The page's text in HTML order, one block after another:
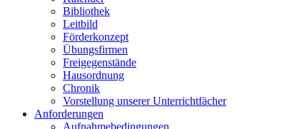
Bibliothek
Leitbild
Förderkonzept
Übungsfirmen
Freigegenstände
Hausordnung
Chronik
Vorstellung unserer Unterrichtfächer
Anforderungen
Aufnahmebedingungen